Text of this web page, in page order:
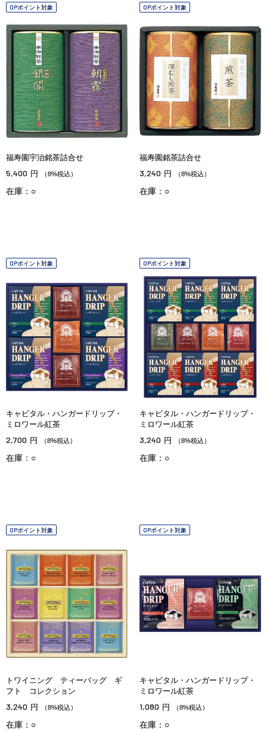
OPポイント対象
福寿園宇治銘茶詰合せ
5,400 円 （8%税込）
在庫：○
OPポイント対象
福寿園銘茶詰合せ
3,240 円 （8%税込）
在庫：○
OPポイント対象
キャピタル・ハンガードリップ・
ミロワール紅茶
2,700 円 （8%税込）
在庫：○
OPポイント対象
キャピタル・ハンガードリップ・
ミロワール紅茶
3,240 円 （8%税込）
在庫：○
OPポイント対象
トワイニング ティーバッグ ギ
フト コレクション
3,240 円 （8%税込）
在庫：○
OPポイント対象
キャピタル・ハンガードリップ・
ミロワール紅茶
1,080 円 （8%税込）
在庫：○